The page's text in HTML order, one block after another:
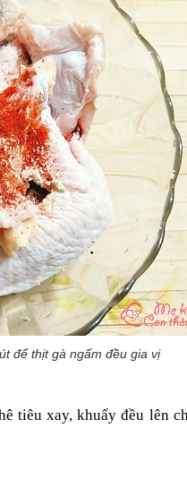
để thịt gà ngấm đều gia vị
tiêu xay, khuấy đều lên